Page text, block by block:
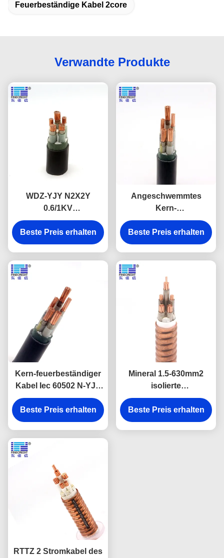
Feuerbeständige Kabel 2core
Verwandte Produkte
WDZ-YJY N2X2Y
0.6/1KV
feuerbeständige Kabel
verkupfern Leiter XLPE
isoliert
Beste Preis erhalten
Angeschwemmtes
Kern-
feuerbeständiges Kabel
XLPE 0.6-1kV
Beste Preis erhalten
Kern-feuerbeständiger
Kabel Iec 60502 N-YJV
XLPE-Isolierungs-2-5
Beste Preis erhalten
Mineral 1.5-630mm2
isolierte
feuerbeständige Kabel
anschwemmte
kupfernen Leiter
Beste Preis erhalten
RTTZ 2 Stromkabel des